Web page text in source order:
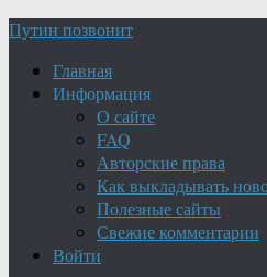
Путин позвонит
Главная
Информация
О сайте
FAQ
Авторские права
Как выкладывать
Полезные сайты
Свежие комментарии
Войти